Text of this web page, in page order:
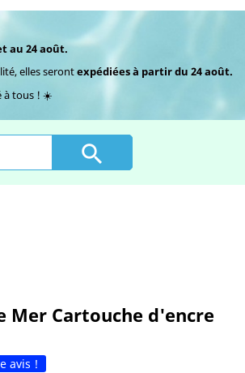
au 24 août.
elles serontexpédiées à partir du 24 août.
à tous ! ☀️

Mer Cartouche d'encre
avis !